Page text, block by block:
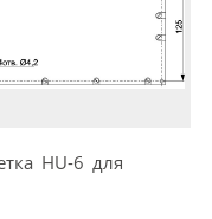
HU-6 для